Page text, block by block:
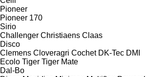
Pioneer
Pioneer 170
Sirio
Challenger Christiaens Claas
Disco
Clemens Cloveragri Cochet DK-Tec DMI
Ecolo Tiger Tiger Mate
Dal-Bo